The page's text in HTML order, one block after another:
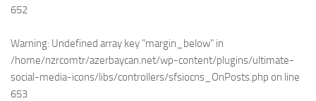
652
Warning: Undefined array key "margin_below" in
/home/nzrcomtr/azerbaycan.net/wp-content/plugins/ultimate-
social-media-icons/libs/controllers/sfsiocns_OnPosts.php on line
653